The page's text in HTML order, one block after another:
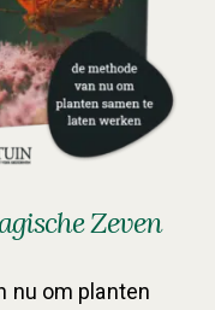
Zeven
nu om planten